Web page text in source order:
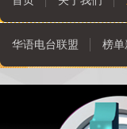
华语电台联盟 榜单